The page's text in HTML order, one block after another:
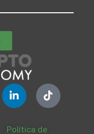
Política de